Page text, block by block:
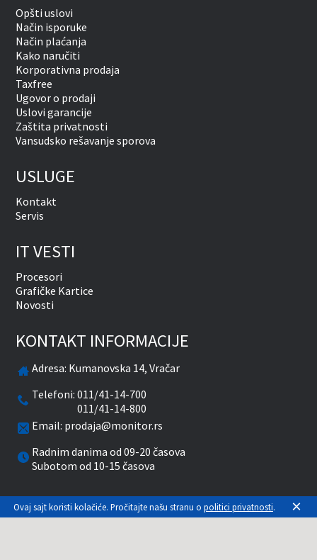
Opšti uslovi
Način isporuke
Način plaćanja
Kako naručiti
Korporativna prodaja
Taxfree
Ugovor o prodaji
Uslovi garancije
Zaštita privatnosti
Vansudsko rešavanje sporova
USLUGE
Kontakt
Servis
IT VESTI
Procesori
Grafičke Kartice
Novosti
KONTAKT INFORMACIJE
Adresa: Kumanovska 14, Vračar
Telefoni:011/41-14-700
011/41-14-800
Email: prodaja@monitor.rs
Radnim danima od 09-20 časova
Subotom od 10-15 časova
facebooktwitterpinterestinstagram
youtube
Ovaj sajt koristi kolačiće. Pročitajte našu stranu o politici privatnosti. ×